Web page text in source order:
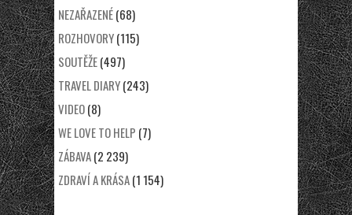
NEZAŘAZENÉ(68)
ROZHOVORY(115)
SOUTĚŽE(497)
TRAVEL DIARY(243)
VIDEO(8)
WE LOVE TO HELP (7)
ZÁBAVA(2 239)
ZDRAVÍ A KRÁSA(1 154)